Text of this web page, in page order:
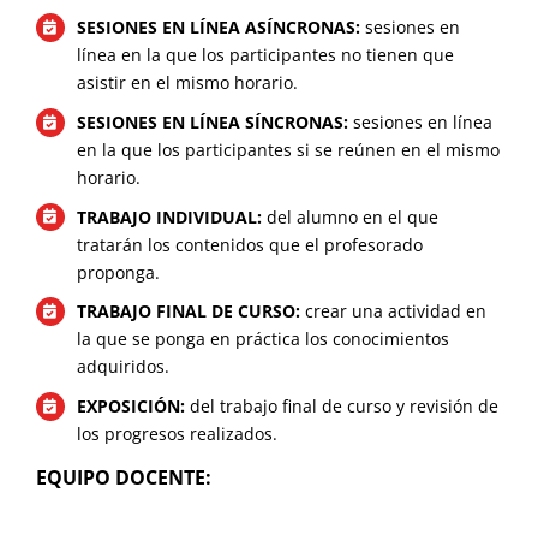
SESIONES EN LÍNEA ASÍNCRONAS: sesiones en
línea en la que los participantes no tienen que
asistir en el mismo horario.
SESIONES EN LÍNEA SÍNCRONAS: sesiones en línea
en la que los participantes si se reúnen en el mismo
horario.
TRABAJO INDIVIDUAL:del alumno en el que
tratarán los contenidos que el profesorado
proponga.
TRABAJO FINAL DE CURSO: crear una actividad en
la que se ponga en práctica los conocimientos
adquiridos.
EXPOSICIÓN:del trabajo final de curso y revisión de
los progresos realizados.
EQUIPO DOCENTE: